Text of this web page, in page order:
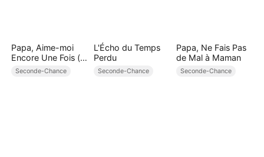
Papa, Aime-moi
Encore Une Fois (
Doublé )
Seconde-Chance
L'Écho du Temps
Perdu
Seconde-Chance
Papa, Ne Fais Pas
de Mal à Maman
Seconde-Chance